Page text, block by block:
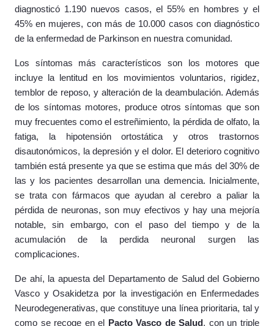
diagnosticó 1.190 nuevos casos, el 55% en hombres y el
45% en mujeres, con más de 10.000 casos con diagnóstico
de la enfermedad de Parkinson en nuestra comunidad.
Los síntomas más característicos son los motores que
incluye la lentitud en los movimientos voluntarios, rigidez,
temblor de reposo, y alteración de la deambulación. Además
de los síntomas motores, produce otros síntomas que son
muy frecuentes como el estreñimiento, la pérdida de olfato, la
fatiga, la hipotensión ortostática y otros trastornos
disautonómicos, la depresión y el dolor. El deterioro cognitivo
también está presente ya que se estima que más del 30% de
las y los pacientes desarrollan una demencia. Inicialmente,
se trata con fármacos que ayudan al cerebro a paliar la
pérdida de neuronas, son muy efectivos y hay una mejoría
notable, sin embargo, con el paso del tiempo y de la
acumulación de la perdida neuronal surgen las
complicaciones.
De ahí, la apuesta del Departamento de Salud del Gobierno
Vasco y Osakidetza por la investigación en Enfermedades
Neurodegenerativas, que constituye una línea prioritaria, tal y
como se recoge en el
Pacto Vasco de Salud , con un triple